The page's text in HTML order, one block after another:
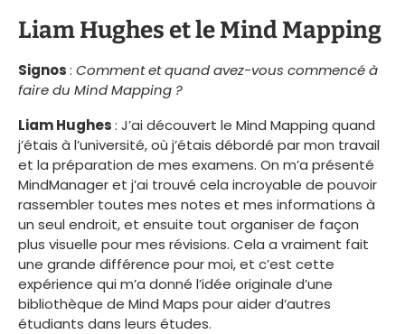
Liam Hughes et le Mind Mapping
Signos: Comment et quand avez-vous commencé à
faire du Mind Mapping ?
Liam Hughes: J’ai découvert le Mind Mapping quand
j’étais à l’université, où j’étais débordé par mon travail
et la préparation de mes examens. On m’a présenté
MindManager et j’ai trouvé cela incroyable de pouvoir
rassembler toutes mes notes et mes informations à
un seul endroit, et ensuite tout organiser de façon
plus visuelle pour mes révisions. Cela a vraiment fait
une grande différence pour moi, et c’est cette
expérience qui m’a donné l’idée originale d’une
bibliothèque de Mind Maps pour aider d’autres
étudiants dans leurs études.